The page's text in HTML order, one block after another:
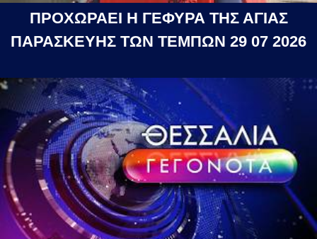
ΠΡΟΧΩΡΑΕΙ Η ΓΕΦΥΡΑ ΤΗΣ ΑΓΙΑΣ
ΠΑΡΑΣΚΕΥΗΣ ΤΩΝ ΤΕΜΠΩΝ 29 07 2026